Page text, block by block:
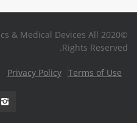
& Medical Devices All
Rights Reserved.
Terms of Use
Privacy Policy